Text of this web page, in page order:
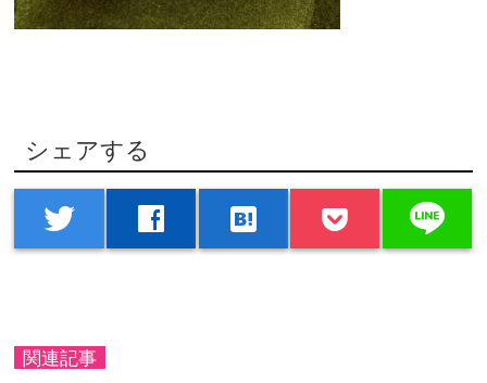
シェアする
twitter facebook hatenabookmark line
関連記事